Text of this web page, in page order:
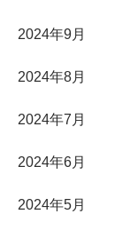
2024年9月
2024年8月
2024年7月
2024年6月
2024年5月